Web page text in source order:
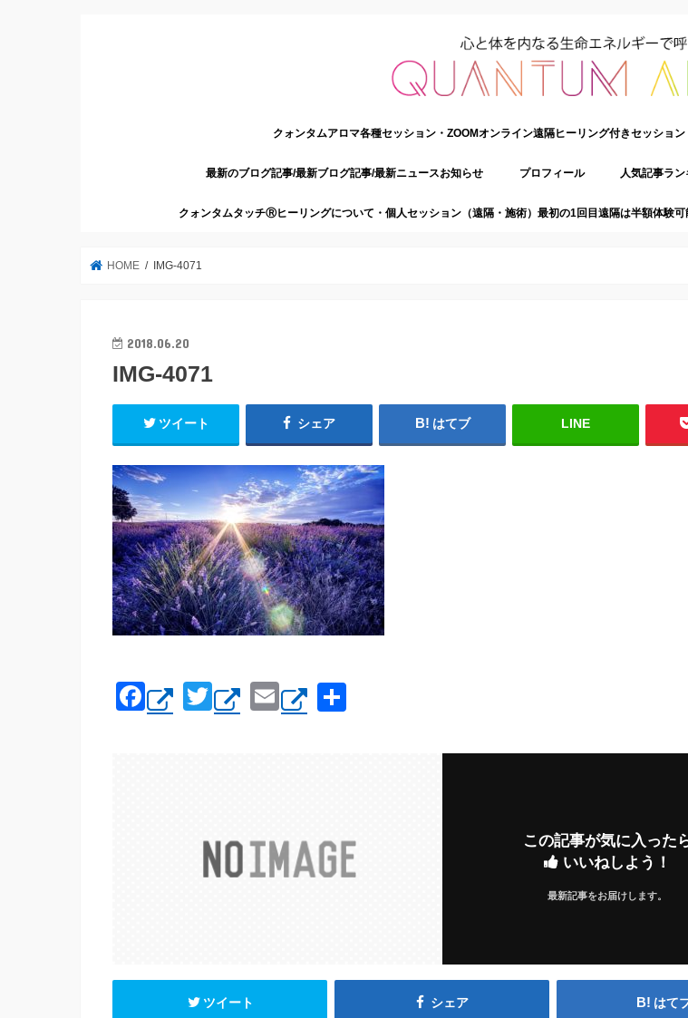
クォンタムアロマ各種セッション・ZOOMオンライン遠隔ヒーリング付きセッショ
最新のブログ記事/最新ブログ記事/最新ニュースお知らせ プロフィール 人気記事ラ
クォンタムタッチⓇヒーリングについて・個人セッション（遠隔・施術）最初の1回目遠隔は半額体験可
HOME IMG-4071
2018.06.20
IMG-4071
ツイート シェア はてブ LINE
F
a
T
wi
E
m
この記事が気に入った
いいねしよう！
最新記事をお届けします。
ツイート シェア はて